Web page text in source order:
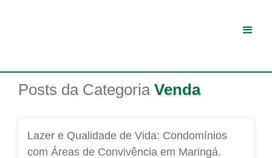
Posts da Categoria Venda
Lazer e Qualidade de Vida: Condomínios
com Áreas de Convivência em Maringá.